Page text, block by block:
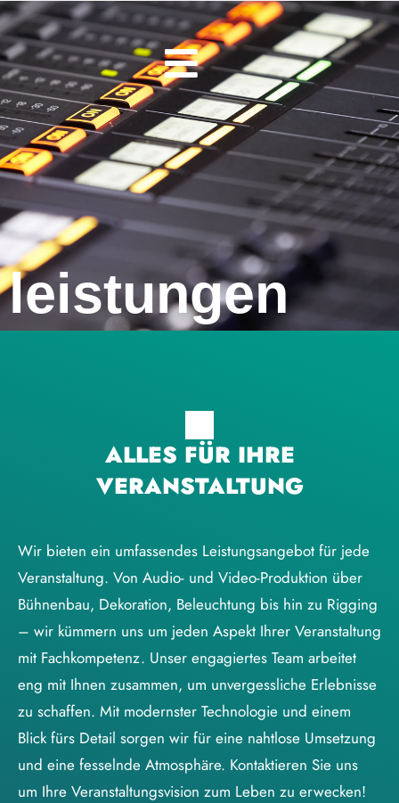
leistungen
ALLES FÜR IHRE
VERANSTALTUNG
Wir bieten ein umfassendes Leistungsangebot für jede
Veranstaltung. Von Audio- und Video-Produktion über
Bühnenbau, Dekoration, Beleuchtung bis hin zu Rigging
– wir kümmern uns um jeden Aspekt Ihrer Veranstaltung
mit Fachkompetenz. Unser engagiertes Team arbeitet
eng mit Ihnen zusammen, um unvergessliche Erlebnisse
zu schaffen. Mit modernster Technologie und einem
Blick fürs Detail sorgen wir für eine nahtlose Umsetzung
und eine fesselnde Atmosphäre. Kontaktieren Sie uns
um Ihre Veranstaltungsvision zum Leben zu erwecken!